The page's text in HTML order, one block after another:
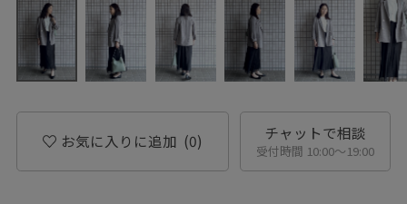
お気に入りに追加 (0) チャットで相談
受付時間 10:00〜19:00